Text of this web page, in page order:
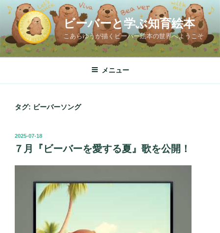
ン
ツ
ビーバーと学ぶ知育絵本
こあらゆうが描くビーバー絵本の世界へようこそ
メニュー
タグ: ビーバーソング
投
稿
日:
2025-07-18
７月『ビーバーを愛する夏』歌を公開！